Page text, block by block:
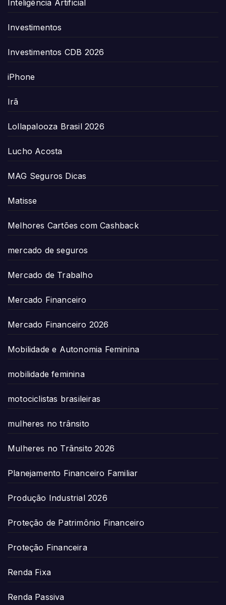
Inteligência Artificial
Investimentos
Investimentos CDB 2026
iPhone
Irã
Lollapalooza Brasil 2026
Lucho Acosta
MAG Seguros Dicas
Matisse
Melhores Cartões com Cashback
mercado de seguros
Mercado de Trabalho
Mercado Financeiro
Mercado Financeiro 2026
Mobilidade e Autonomia Feminina
mobilidade feminina
motociclistas brasileiras
mulheres no trânsito
Mulheres no Trânsito 2026
Planejamento Financeiro Familiar
Produção Industrial 2026
Proteção de Patrimônio Financeiro
Proteção Financeira
Renda Fixa
Renda Passiva